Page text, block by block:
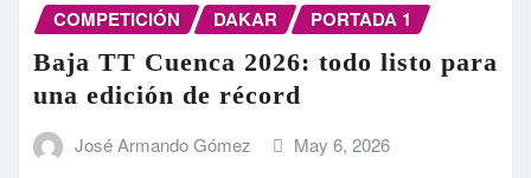
COMPETICIÓN DAKAR PORTADA 1
Baja TT Cuenca 2026: todo listo para
una edición de récord
José Armando Gómez May 6, 2026